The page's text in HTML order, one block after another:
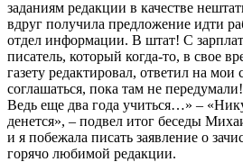
заданиям редакции в качестве
вдруг получила предложение идти
отдел информации. В штат! С
писатель, который когда-то, в свое
газету редактировал, ответил на
соглашаться, пока там не
Ведь еще два года учиться…» –
денется», – подвел итог беседы
и я побежала писать заявление о
горячо любимой редакции.